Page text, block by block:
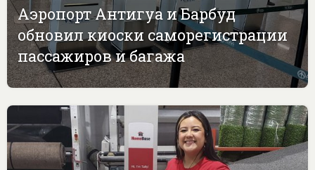
Аэропорт Антигуа и Барбуд
обновил киоски саморегистрации
пассажиров и багажа